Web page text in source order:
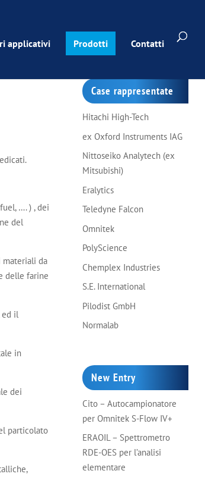
applicativi Prodotti Contatti
…. ) , dei
del
materiali da
delle farine
il
in
dei
particolato
Case rappresentate
Hitachi High-Tech
ex Oxford Instruments IAG
Nittoseiko Analytech (ex
Mitsubishi)
Eralytics
Teledyne Falcon
Omnitek
PolyScience
Chemplex Industries
S.E. International
Pilodist GmbH
Normalab
New Entry
Cito – Autocampionatore
per Omnitek S-Flow IV+
ERAOIL – Spettrometro
RDE-OES per l’analisi
elementare